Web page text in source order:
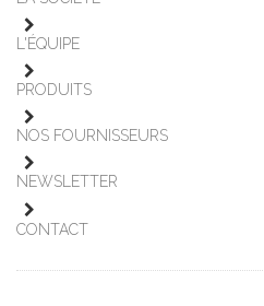
L'ÉQUIPE
PRODUITS
NOS FOURNISSEURS
NEWSLETTER
CONTACT